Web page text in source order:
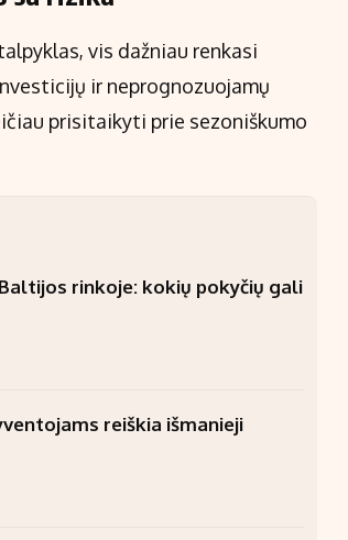
vis dažniau renkasi
ir neprognozuojamų
prisitaikyti prie sezoniškumo
rinkoje: kokių pokyčių gali
reiškia išmanieji